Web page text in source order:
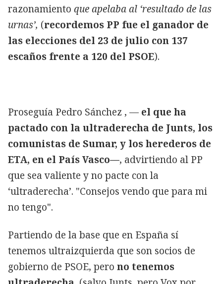
Copiar
razonamiento que apelaba al ‘resultado de las
urnas’, (recordemos PP fue el ganador de
las elecciones del 23 de julio con 137
escaños frente a 120 del PSOE).
Proseguía Pedro Sánchez , — el que ha
pactado con la ultraderecha de Junts, los
comunistas de Sumar, y los herederos de
ETA, en el País Vasco—, advirtiendo al PP
que sea valiente y no pacte con la
‘ultraderecha’. "Consejos vendo que para mi
no tengo".
Partiendo de la base que en España sí
tenemos ultraizquierda que son socios de
gobierno de PSOE, pero no tenemos